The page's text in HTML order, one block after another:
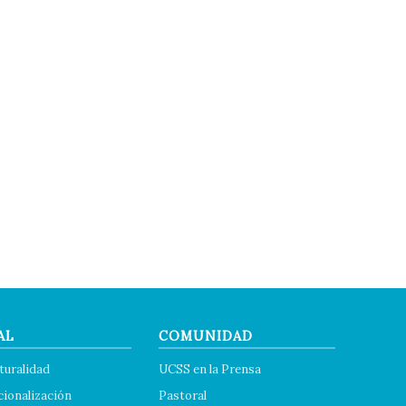
COMUNIDAD
UCSS en la Prensa
Pastoral